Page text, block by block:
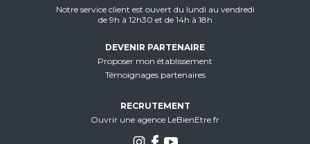
Notre service client est ouvert du lundi au vendredi
de 9h à 12h30 et de 14h à 18h
DEVENIR PARTENAIRE
Proposer mon établissement
Témoignages partenaires
RECRUTEMENT
Ouvrir une agence LeBienEtre.fr